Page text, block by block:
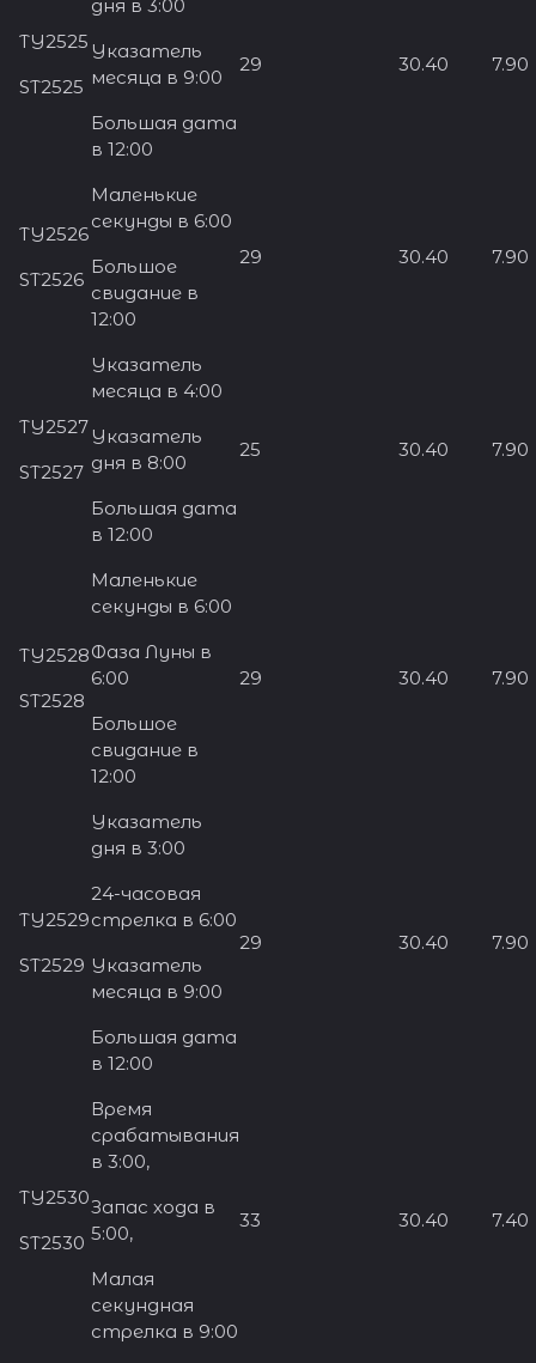
TY2525
ST2525
дня в 3:00
Указатель
месяца в 9:00
Большая дата
в 12:00
29 30.40 7.90
TY2526
ST2526
Маленькие
секунды в 6:00
Большое
свидание в
12:00
29 30.40 7.90
TY2527
ST2527
Указатель
месяца в 4:00
Указатель
дня в 8:00
Большая дата
в 12:00
25 30.40 7.90
TY2528
ST2528
Маленькие
секунды в 6:00
Фаза Луны в
6:00
Большое
свидание в
12:00
29 30.40 7.90
TY2529
ST2529
Указатель
дня в 3:00
24-часовая
стрелка в 6:00
Указатель
месяца в 9:00
Большая дата
в 12:00
29 30.40 7.90
TY2530
ST2530
Время
срабатывания
в 3:00,
Запас хода в
5:00,
Малая
секундная
стрелка в 9:00
33 30.40 7.40